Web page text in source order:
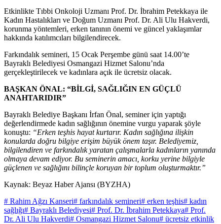
Etkinlikte Tıbbi Onkoloji Uzmanı Prof. Dr. İbrahim Petekkaya ile
Kadın Hastalıkları ve Doğum Uzmanı Prof. Dr. Ali Ulu Hakverdi,
korunma yöntemleri, erken tanının önemi ve güncel yaklaşımlar
hakkında katılımcıları bilgilendirecek.
Farkındalık semineri, 15 Ocak Perşembe günü saat 14.00’te
Bayraklı Belediyesi Osmangazi Hizmet Salonu’nda
gerçekleştirilecek ve kadınlara açık ile ücretsiz olacak.
BAŞKAN ÖNAL: “BİLGİ, SAĞLIĞIN EN GÜÇLÜ
ANAHTARIDIR”
Bayraklı Belediye Başkanı İrfan Önal, seminer için yaptığı
değerlendirmede kadın sağlığının önemine vurgu yaparak şöyle
konuştu: “Erken teşhis hayat kurtarır. Kadın sağlığına ilişkin
konularda doğru bilgiye erişim büyük önem taşır. Belediyemiz,
bilgilendiren ve farkındalık yaratan çalışmalarla kadınların yanında
olmaya devam ediyor. Bu seminerin amacı, korku yerine bilgiyle
güçlenen ve sağlığını bilinçle koruyan bir toplum oluşturmaktır.”
Kaynak: Beyaz Haber Ajansı (BYZHA)
# Rahim Ağzı Kanseri# farkındalık semineri# erken teşhis# kadın
sağlığı# Bayraklı Belediyesi# Prof. Dr. İbrahim Petekkaya# Prof.
Dr. Ali Ulu Hakverdi# Osmangazi Hizmet Salonu# ücretsiz etkinlik